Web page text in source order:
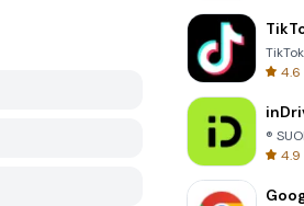
4.6
®
4.9